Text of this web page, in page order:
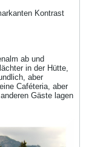
Kontrast
ab und
in der Hütte,
aber
Caféteria, aber
Gäste lagen